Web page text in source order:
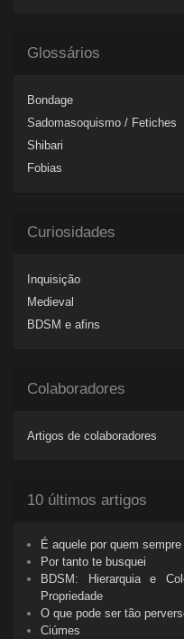
Glossários
Bondage
Sadomasoquismo / Fetiches
Shibari
Fobias
Curiosidades
Inquisição
Medieval
BDSM e afins
Colaboradores
Artigos de colaboradores
10 últimos artigos
É aquele por quem sempre
Por tanto te busquei
BDSM: Hierarquia e
Propriedade
O que pode ser tão
Ciúmes